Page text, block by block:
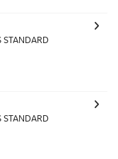
STANDARD
STANDARD